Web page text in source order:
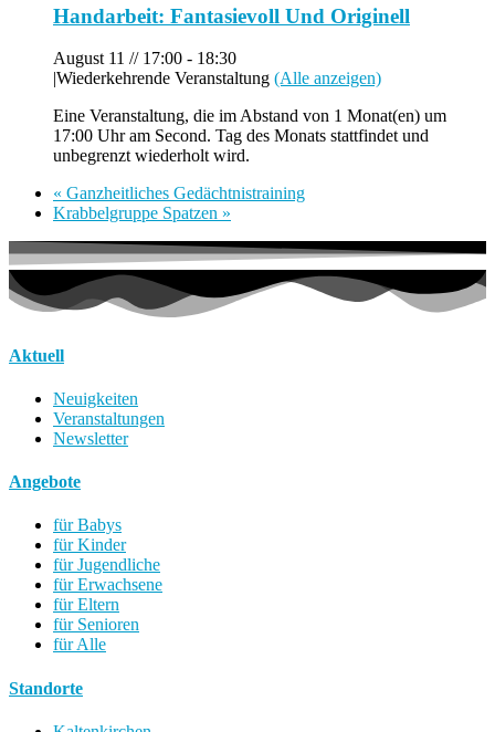
Handarbeit: Fantasievoll Und Originell
August 11 // 17:00 - 18:30
|Wiederkehrende Veranstaltung (Alle anzeigen)
Eine Veranstaltung, die im Abstand von 1 Monat(en) um
17:00 Uhr am Second. Tag des Monats stattfindet und
unbegrenzt wiederholt wird.
« Ganzheitliches Gedächtnistraining
Krabbelgruppe Spatzen »
Aktuell
Neuigkeiten
Veranstaltungen
Newsletter
Angebote
für Babys
für Kinder
für Jugendliche
für Erwachsene
für Eltern
für Senioren
für Alle
Standorte